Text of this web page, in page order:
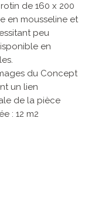
de 160 x 200
en mousseline et
peu
en
du Concept
un lien
de la pièce
: 12 m2